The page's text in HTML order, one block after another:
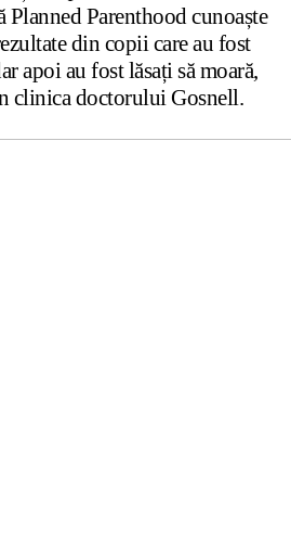
Parenthood cunoaște
din copii care au fost
apoi au fost lăsați să moară,
clinica doctorului Gosnell.